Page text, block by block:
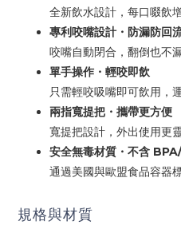
全新飲水設計，每口啜飲
專利咬嘴設計・防漏防回
咬嘴自動閉合，翻倒也不
單手操作・輕咬即飲
只需輕咬吸嘴即可飲用，
兩指寬提把・攜帶更方便
寬提把設計，外出使用更靈
安全無毒材質・不含
通過美國與歐盟食品容器
規格與材質